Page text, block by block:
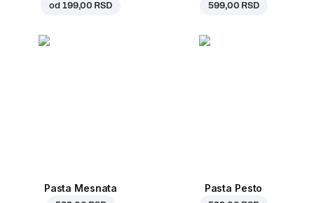
od 199,00 RSD 599,00 RSD
Pasta Mesnata Pasta Pesto